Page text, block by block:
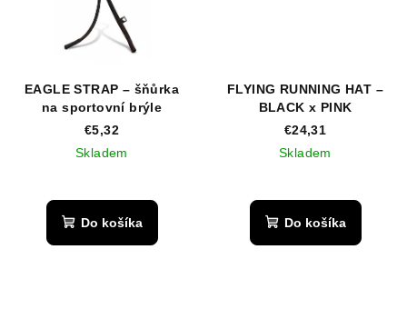
EAGLE STRAP – šňůrka
na sportovní brýle
€5,32
Skladem
Do košíka
FLYING RUNNING HAT –
BLACK x PINK
€24,31
Skladem
Do košíka